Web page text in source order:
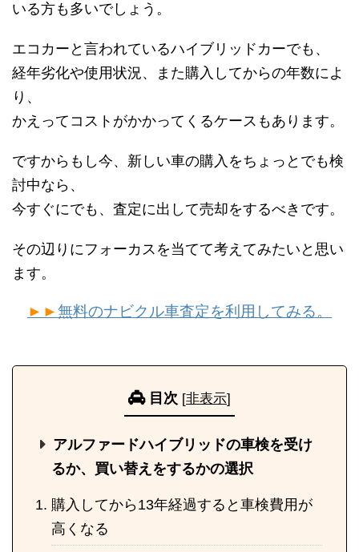
いる方も多いでしょう。
エコカーと言われているハイブリッドカーでも、
経年劣化や使用状況、また購入してからの年数によ
り、
かえってコストがかかってくるケースもあります。
ですからもし今、新しい車の購入をちょっとでも検
討中なら、
今すぐにでも、査定に出して売却をするべきです。
その辺りにフォーカスを当てて考えてみたいと思い
ます。
►►無料のナビクル車査定を利用してみる。
目次 [非表示]
アルファードハイブリッドの車検を受け
るか、買い替えをするかの選択
購入してから13年経過すると車検費用が
高くなる